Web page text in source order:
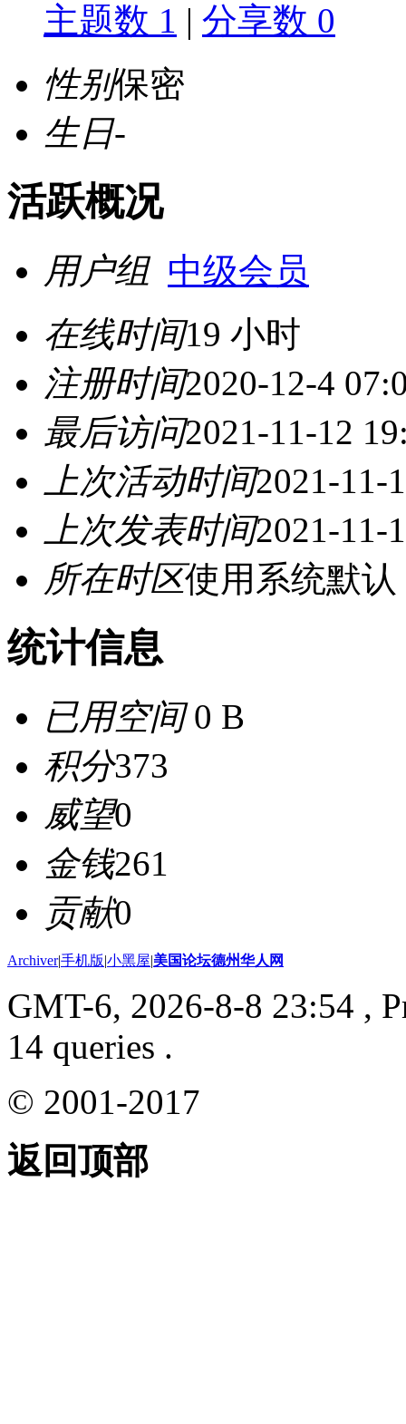
主题数 1 | 分享数 0
性别保密
生日-
活跃概况
用户组 中级会员
在线时间19 小时
注册时间2020-12-4
最后访问2021-11-12
上次活动时间2021-11-
上次发表时间2021-11-
所在时区使用系统默认
统计信息
已用空间0 B
积分373
威望0
金钱261
贡献0
Archiver|手机版|小黑屋|美国论坛德州华人网
GMT-6, 2026-8-8 23:54 ,
14 queries .
© 2001-2017
返回顶部